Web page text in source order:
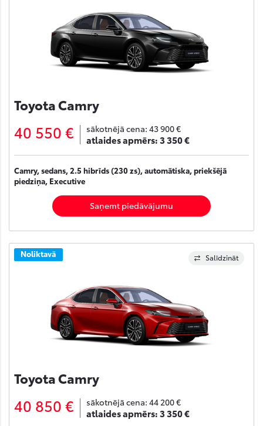
Toyota Camry
40 550 € sākotnējā cena: 43 900 €
atlaides apmērs:3 350 €
Camry, sedans, 2.5 hibrīds (230 zs), automātiska, priekšējā
piedziņa, Executive
Saņemt piedāvājumu
Salīdzināt
Noliktavā
Toyota Camry
40 850 € sākotnējā cena: 44 200 €
atlaides apmērs:3 350 €